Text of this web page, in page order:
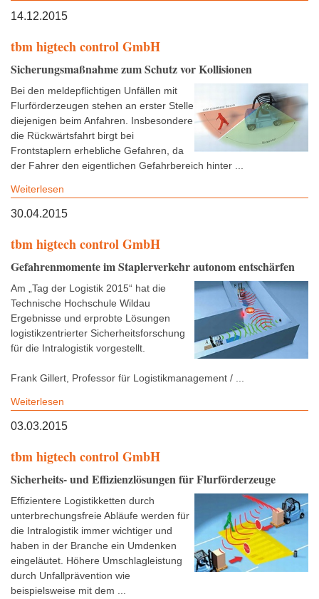
14.12.2015
tbm higtech control GmbH
Sicherungsmaßnahme zum Schutz vor Kollisionen
Bei den meldepflichtigen Unfällen mit
Flurförderzeugen stehen an erster Stelle
diejenigen beim Anfahren. Insbesondere
die Rückwärtsfahrt birgt bei
Frontstaplern erhebliche Gefahren, da
der Fahrer den eigentlichen Gefahrbereich hinter ...
Weiterlesen
30.04.2015
tbm higtech control GmbH
Gefahrenmomente im Staplerverkehr autonom entschärfen
Am „Tag der Logistik 2015“ hat die
Technische Hochschule Wildau
Ergebnisse und erprobte Lösungen
logistikzentrierter Sicherheitsforschung
für die Intralogistik vorgestellt.
Frank Gillert, Professor für Logistikmanagement / ...
Weiterlesen
03.03.2015
tbm higtech control GmbH
Sicherheits- und Effizienzlösungen für Flurförderzeuge
Effizientere Logistikketten durch
unterbrechungsfreie Abläufe werden für
die Intralogistik immer wichtiger und
haben in der Branche ein Umdenken
eingeläutet. Höhere Umschlagleistung
durch Unfallprävention wie
beispielsweise mit dem ...